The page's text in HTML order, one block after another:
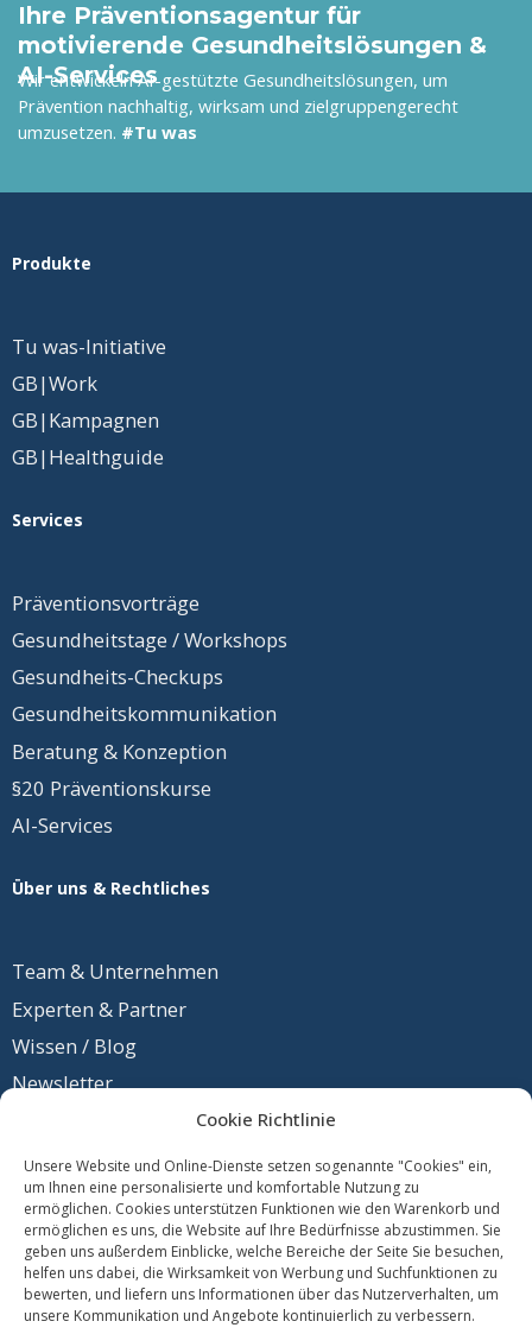
Cookie Richtlinie
Unsere Website und Online-Dienste setzen sogenannte "Cookies" ein,
um Ihnen eine personalisierte und komfortable Nutzung zu
ermöglichen. Cookies unterstützen Funktionen wie den Warenkorb und
ermöglichen es uns, die Website auf Ihre Bedürfnisse abzustimmen. Sie
geben uns außerdem Einblicke, welche Bereiche der Seite Sie besuchen,
helfen uns dabei, die Wirksamkeit von Werbung und Suchfunktionen zu
bewerten, und liefern uns Informationen über das Nutzerverhalten, um
unsere Kommunikation und Angebote kontinuierlich zu verbessern.
Ihre Präventionsagentur für
motivierende Gesundheitslösungen &
AI-Services
Wir entwickeln AI-gestützte Gesundheitslösungen, um
Prävention nachhaltig, wirksam und zielgruppengerecht
umzusetzen. #Tu was
Produkte
Tu was-Initiative
GB|Work
GB|Kampagnen
GB|Healthguide
Services
Präventionsvorträge
Gesundheitstage / Workshops
Gesundheits-Checkups
Gesundheits­kommunikation
Beratung & Konzeption
§20 Präventionskurse
AI-Services
Über uns & Rechtliches
Team & Unternehmen
Experten & Partner
Wissen / Blog
Newsletter
Kontakt
Datenschutz
Impressum